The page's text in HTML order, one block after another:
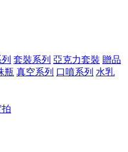
套裝系列 亞克力套裝 贈品
瓶 真空系列 口噴系列 水乳